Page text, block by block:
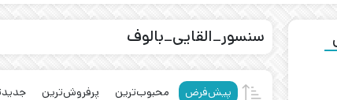
سنسور_القایی_بالوف
پیش‌فرض محبوب‌ترین پرفروش‌ترین